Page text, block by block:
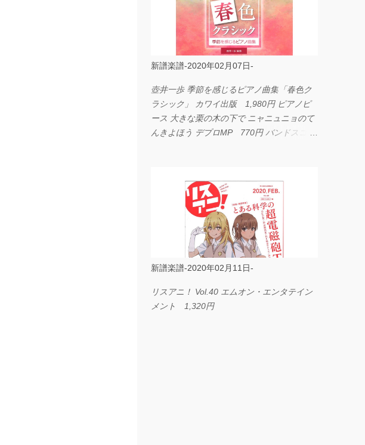
新譜楽譜-2020年02月07日-
壺井一歩 季節を感じるピアノ曲集「春色ク
ラシック」 カワイ出版 1,980円 ピアノピ
ース 大きな栗の木の下で ニャニュニョのて
んきよほう デプロMP 770円 バンドスコア
ス I LOVE．．． Official髭男dism やさしく
弾ける ピアノピース フェアリー 660円
BP2225 Kingdom of the Heavens 春畑道哉
バンドピース フェアリー 825円
新譜楽譜-2020年02月11日-
リスアニ！ Vol.40 エムオン・エンタテイン
メント 1,320円